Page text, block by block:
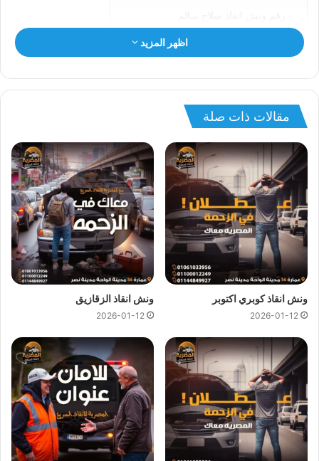
ونش سيارات صلاح سالم
انقاذ السيارات بصلاح سالم
ونش انقاذ صلاح سالم
ونش صلاح سالم
ونش انقاذ صلاح سالم
ونش انقاذ صلاح سالم اسرع و ارخصونش انقاذفي صلاح سالم
بخصم 50% لأننا
ارخص ونش انقاذ في صلاح سالم ونتميز باننااسرع
ونش انقاذفي صلاح سالم وسعر ونش انقاذثابت لدينا ولن يتم
مطالبتك بأي رسوم إضافية أو إكرامية لاناسعار ونش انقاذ سيارات
لدينا تعتبر رمزية لأننا نمتلكونش انقاذ قريبونقدم خدماتنا بارخص
اقرب ونش انقاذفي صلاح سالم ،فريق المساعدة على اتم الاستعداد
وجاهز دائما لمساعدتك في اي وقت خلال النهار او الليل لمساعدتك
تشمل خدمات الانقاذ السريع للسيارات في صلاح سالم علي ما يلي:
انقاذالسيارات
نقل السيارات
اظهر المزيد
مقالات ذات صلة
ونش انقاذ كوبري اكتوبر
2026-01-12
ونش انقاذ الزقازيق
2026-01-12